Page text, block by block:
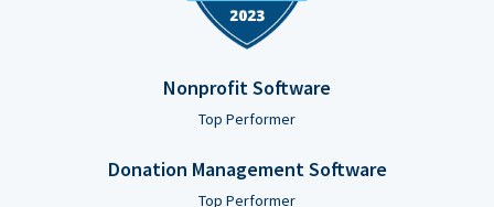
Nonprofit Software
Top Performer
Donation Management Software
Top Performer